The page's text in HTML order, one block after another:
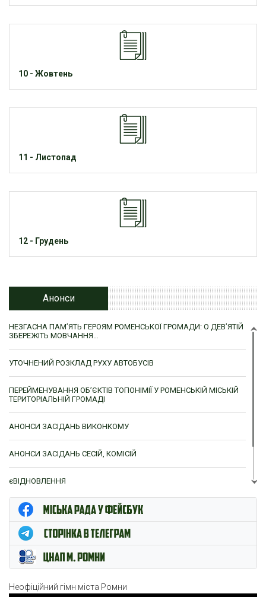
10 - Жовтень
11 - Листопад
12 - Грудень
Анонси
НЕЗГАСНА ПАМ’ЯТЬ ГЕРОЯМ РОМЕНСЬКОЇ ГРОМАДИ: О ДЕВ’ЯТІЙ
ЗБЕРЕЖІТЬ МОВЧАННЯ…
УТОЧНЕНИЙ РОЗКЛАД РУХУ АВТОБУСІВ
ПЕРЕЙМЕНУВАННЯ ОБ’ЄКТІВ ТОПОНІМІЇ У РОМЕНСЬКІЙ МІСЬКІЙ
ТЕРИТОРІАЛЬНІЙ ГРОМАДІ
АНОНСИ ЗАСІДАНЬ ВИКОНКОМУ
АНОНСИ ЗАСІДАНЬ СЕСІЙ, КОМІСІЙ
єВІДНОВЛЕННЯ
ЦНАП м. Ромни
Неофіційний гімн міста Ромни